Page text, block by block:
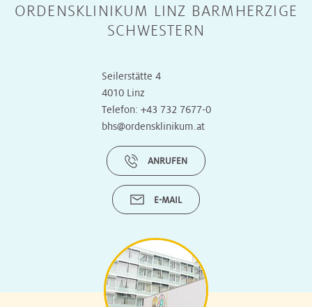
ORDENSKLINIKUM LINZ BARMHERZIGE
SCHWESTERN
Seilerstätte 4
4010 Linz
Telefon: +43 732 7677-0
bhs@ordensklinikum.at
ANRUFEN
E-MAIL